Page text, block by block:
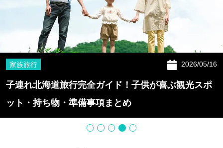
旅行 2025/10/
【決定版】沖縄旅行の安い時期・ベストシーズン
いつ？目的別おすすめ時期＆月別攻略法